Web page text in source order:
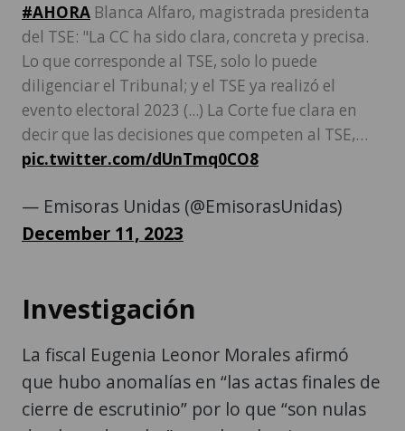
#AHORA Blanca Alfaro, magistrada presidenta
del TSE: "La CC ha sido clara, concreta y precisa.
Lo que corresponde al TSE, solo lo puede
diligenciar el Tribunal; y el TSE ya realizó el
evento electoral 2023 (...) La Corte fue clara en
decir que las decisiones que competen al TSE,…
pic.twitter.com/dUnTmq0CO8
— Emisoras Unidas (@EmisorasUnidas)
December 11, 2023
Investigación
La fiscal Eugenia Leonor Morales afirmó
que hubo anomalías en “las actas finales de
cierre de escrutinio” por lo que “son nulas